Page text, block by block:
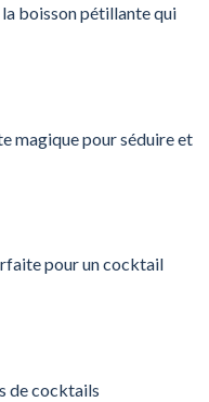
boisson pétillante qui
magique pour séduire et
pour un cocktail
de cocktails